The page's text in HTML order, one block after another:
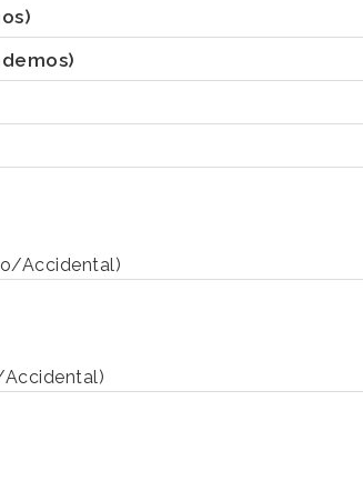
Accidental)
Accidental)